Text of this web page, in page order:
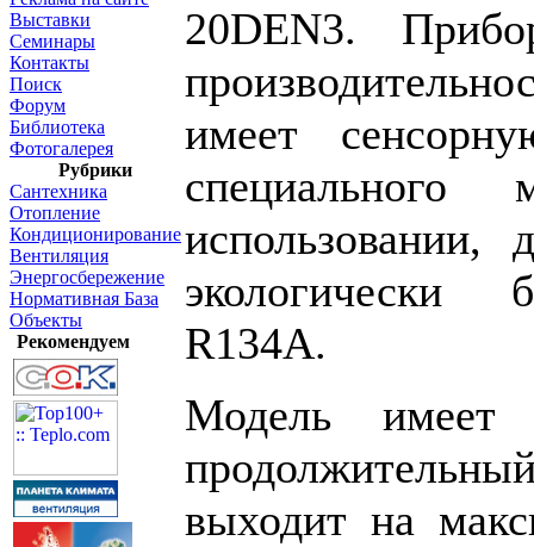
Выставки
Семинары
Контакты
Поиск
Форум
Библиотека
Фотогалерея
Рубрики
Сантехника
Отопление
Кондиционирование
Вентиляция
Энергосбережение
Нормативная База
Объекты
Рекомендуем
20DEN3.
имеет
использовании,
экологически
R134A.
Модель
выходит на